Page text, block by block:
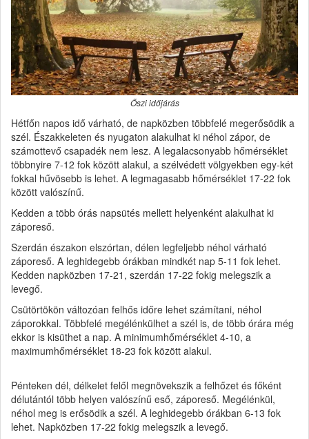
Őszi időjárás
Hétfőn napos idő várható, de napközben többfelé megerősödik a
szél. Északkeleten és nyugaton alakulhat ki néhol zápor, de
számottevő csapadék nem lesz. A legalacsonyabb hőmérséklet
többnyire 7-12 fok között alakul, a szélvédett völgyekben egy-két
fokkal hűvösebb is lehet. A legmagasabb hőmérséklet 17-22 fok
között valószínű.
Kedden a több órás napsütés mellett helyenként alakulhat ki
záporeső.
Szerdán északon elszórtan, délen legfeljebb néhol várható
záporeső. A leghidegebb órákban mindkét nap 5-11 fok lehet.
Kedden napközben 17-21, szerdán 17-22 fokig melegszik a
levegő.
Csütörtökön változóan felhős időre lehet számítani, néhol
záporokkal. Többfelé megélénkülhet a szél is, de több órára még
ekkor is kisüthet a nap. A minimumhőmérséklet 4-10, a
maximumhőmérséklet 18-23 fok között alakul.
Pénteken dél, délkelet felől megnövekszik a felhőzet és főként
délutántól több helyen valószínű eső, záporeső. Megélénkül,
néhol meg is erősödik a szél. A leghidegebb órákban 6-13 fok
lehet. Napközben 17-22 fokig melegszik a levegő.